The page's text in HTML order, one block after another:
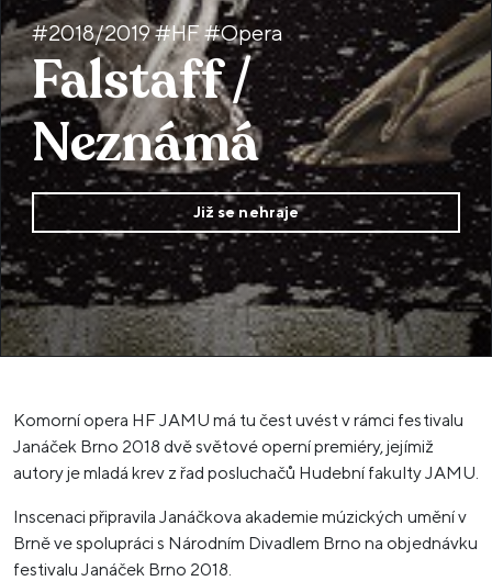
#2018/2019 #HF #Opera
Falstaff /
Neznámá
Již se nehraje
Komorní opera HF JAMU má tu čest uvést v rámci festivalu
Janáček Brno 2018 dvě světové operní premiéry, jejímiž
autory je mladá krev z řad posluchačů Hudební fakulty JAMU.
Inscenaci připravila Janáčkova akademie múzických umění v
Brně ve spolupráci s Národním Divadlem Brno na objednávku
festivalu Janáček Brno 2018.